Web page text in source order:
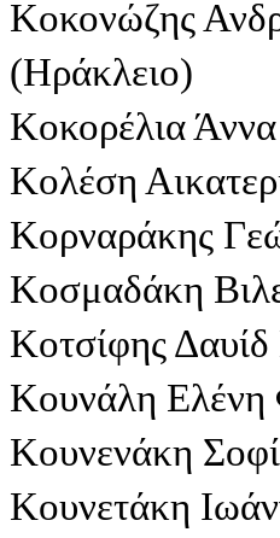
Κοκονώζης
(Ηράκλειο)
Κοκορέλια
Κολέση
Κορναράκης
Κοσμαδάκη
Κοτσίφης
Κουνάλη Ελένη
Κουνενάκη
Κουνετάκη